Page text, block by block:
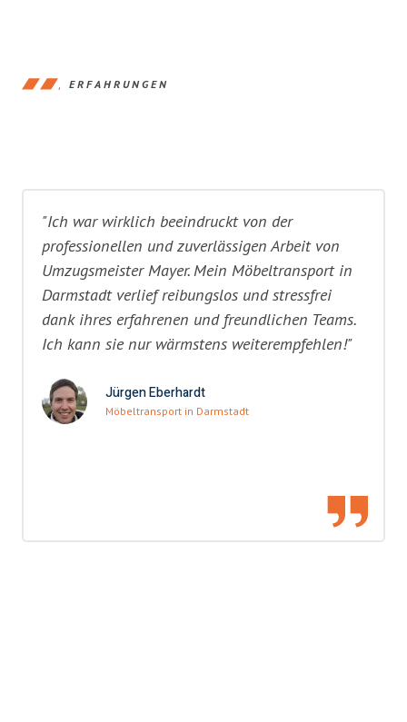
ERFAHRUNGEN
"Ich war wirklich beeindruckt von der
professionellen und zuverlässigen Arbeit von
Umzugsmeister Mayer. Mein Möbeltransport in
Darmstadt verlief reibungslos und stressfrei
dank ihres erfahrenen und freundlichen Teams.
Ich kann sie nur wärmstens weiterempfehlen!"
Jürgen Eberhardt
Möbeltransport in Darmstadt